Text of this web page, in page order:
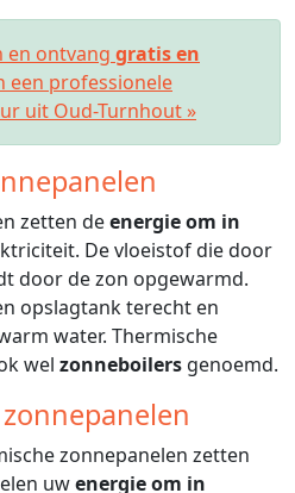
en ontvang gratis en
een professionele
uit Oud-Turnhout »
zetten deenergie om in
De vloeistof die door
door de zon opgewarmd.
opslagtank terecht en
water. Thermische
wel zonneboilers genoemd.
zonnepanelen zetten
uwenergie om in